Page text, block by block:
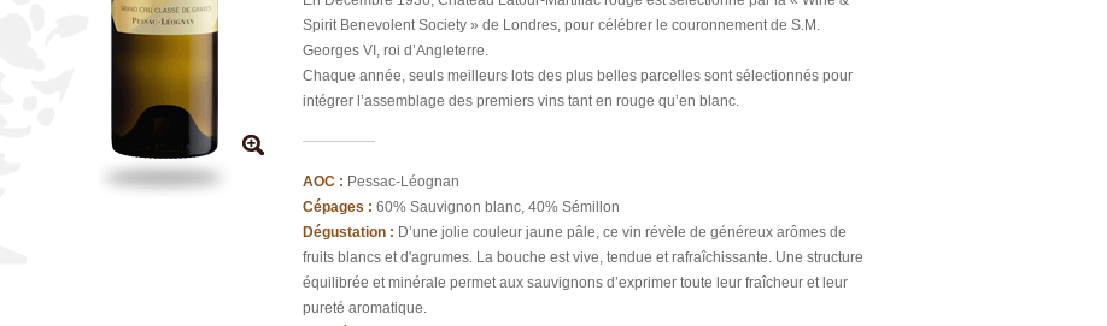
Spirit Benevolent Society » de Londres, pour célébrer le couronnement de S.M.
Georges VI, roi d’Angleterre.
Chaque année, seuls meilleurs lots des plus belles parcelles sont sélectionnés pour
intégrer l’assemblage des premiers vins tant en rouge qu’en blanc.
AOC : Pessac-Léognan
Cépages : 60% Sauvignon blanc, 40% Sémillon
Dégustation : D’une jolie couleur jaune pâle, ce vin révèle de généreux arômes de
fruits blancs et d'agrumes. La bouche est vive, tendue et rafraîchissante. Une structure
équilibrée et minérale permet aux sauvignons d’exprimer toute leur fraîcheur et leur
pureté aromatique.